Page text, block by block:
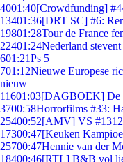
4001:40[Crowdfunding]
13401:36[DRT SC] #6:
19801:28Tour de France
22401:24Nederland
601:21Ps 5
701:12Nieuwe Europese
nieuw
11601:03[DAGBOEK] De
3700:58Horrorfilms #33:
25400:52[AMV] VS #1312
17300:47[Keuken
25700:47Hennie van der
18400:46[RTL] B&B vol